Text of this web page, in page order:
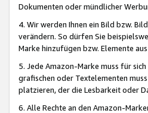
Dokumenten oder mündlicher
4. Wir werden Ihnen ein Bild bzw.
verändern. So dürfen Sie
Marke hinzufügen bzw. Elemente
5. Jede Amazon-Marke muss für
grafischen oder Textelementen
platzieren, der die Lesbarkeit oder
6. Alle Rechte an den Amazon-